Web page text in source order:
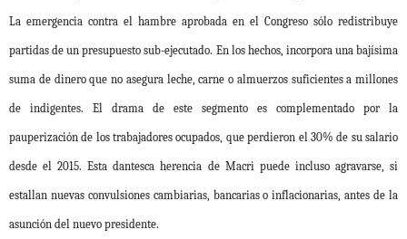
La emergencia contra el hambre aprobada en el Congreso sólo redistribuye
partidas de un presupuesto sub-ejecutado. En los hechos, incorpora una bajísima
suma de dinero que no asegura leche, carne o almuerzos suficientes a millones
de indigentes. El drama de este segmento es complementado por la
pauperización de los trabajadores ocupados, que perdieron el 30% de su salario
desde el 2015. Esta dantesca herencia de Macri puede incluso agravarse, si
estallan nuevas convulsiones cambiarias, bancarias o inflacionarias, antes de la
asunción del nuevo presidente.